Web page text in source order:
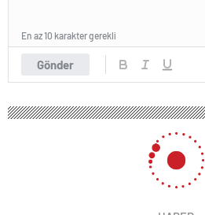
Gönder
En az 10 karakter gerekli